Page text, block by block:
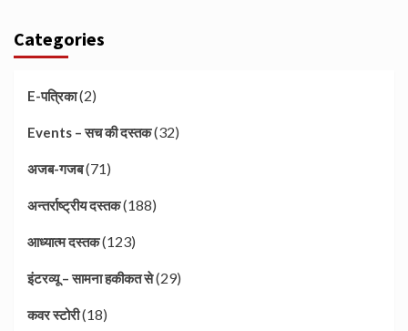
Categories
E-पत्रिका(2)
Events – सच की दस्तक(32)
अजब-गजब(71)
अन्तर्राष्ट्रीय दस्तक(188)
आध्यात्म दस्तक(123)
इंटरव्यू – सामना हकीकत से(29)
कवर स्टोरी(18)